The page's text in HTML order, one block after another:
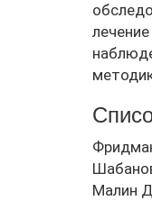
Малин